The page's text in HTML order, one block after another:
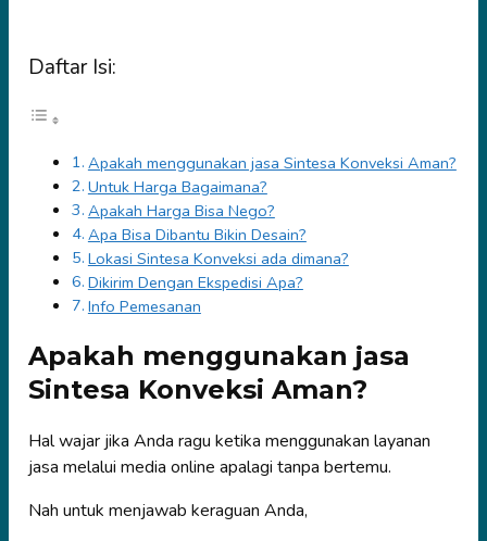
Daftar Isi:
Apakah menggunakan jasa Sintesa Konveksi Aman?
Untuk Harga Bagaimana?
Apakah Harga Bisa Nego?
Apa Bisa Dibantu Bikin Desain?
Lokasi Sintesa Konveksi ada dimana?
Dikirim Dengan Ekspedisi Apa?
Info Pemesanan
Apakah menggunakan jasa
Sintesa Konveksi Aman?
Hal wajar jika Anda ragu ketika menggunakan layanan
jasa melalui media online apalagi tanpa bertemu.
Nah untuk menjawab keraguan Anda,